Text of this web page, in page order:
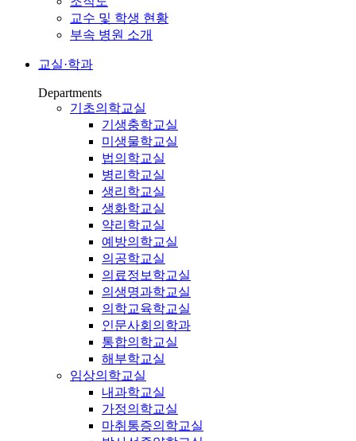
교수 및 학생 현황
부속 병원 소개
교실·학과
Departments
기초의학교실
기생충학교실
미생물학교실
법의학교실
병리학교실
생리학교실
생화학교실
약리학교실
예방의학교실
의공학교실
의료정보학교실
의생명과학교실
의학교육학교실
인문사회의학과
통합의학교실
해부학교실
임상의학교실
내과학교실
가정의학교실
마취통증의학교실